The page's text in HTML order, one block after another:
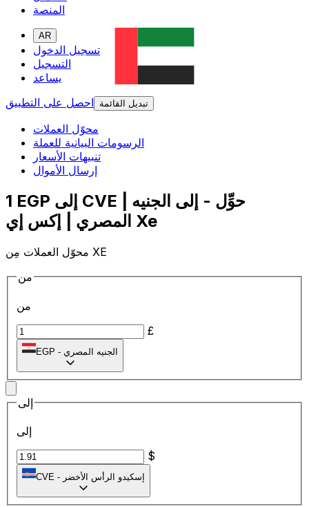
المنصة
AR
تسجيل الدخول
التسجيل
يساعد
احصل على التطبيق
تبديل القائمة
محوّل العملات
الرسومات البيانية للعملة
تنبيهات الأسعار
إرسال الأموال
1 EGP إلى CVE | حوِّل - إلى الجنيه
المصري | إكس إي Xe
محوّل العملات مِن XE
من
من
£
EGP - الجنيه المصري
إلى
إلى
$
CVE - إسكيدو الرأس الأخضر